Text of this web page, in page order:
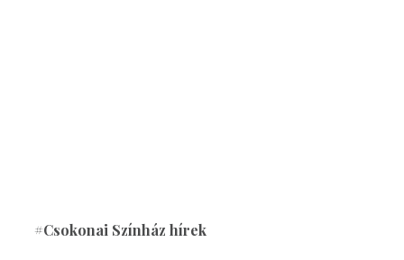
#Csokonai Színház hírek